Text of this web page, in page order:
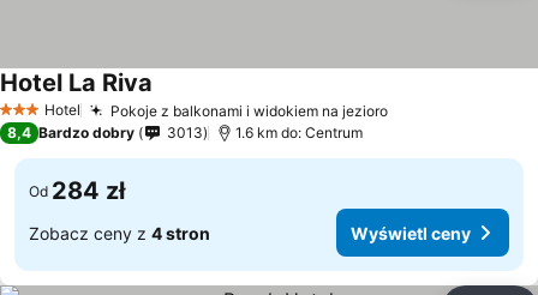
3 Kategoria
Hotel Pokoje z balkonami i widokiem na jezioro
Hotel La Riva
8,4 Bardzo dobry 3013 1.6 km do: Centrum
Od 284 zł
Zobacz ceny z 4 stron Wyświetl ceny